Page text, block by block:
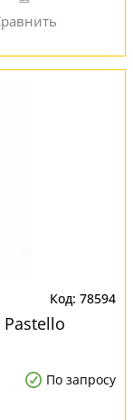
78594
По запросу